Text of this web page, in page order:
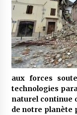
«
aux forces
technologies
naturel continue
de notre planète